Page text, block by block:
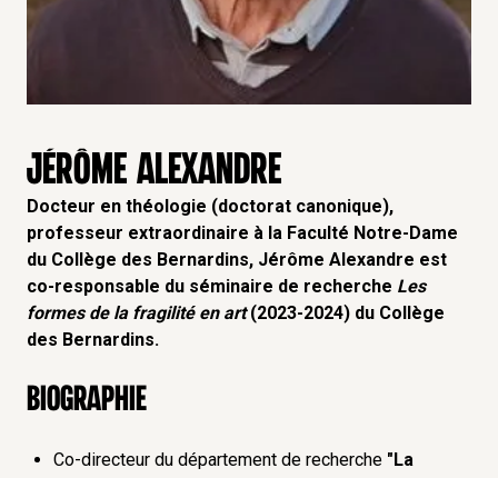
JÉRÔME ALEXANDRE
Docteur en théologie (doctorat canonique),
professeur extraordinaire à la Faculté Notre-Dame
du Collège des Bernardins, Jérôme Alexandre est
co-responsable du séminaire de recherche Les
formes de la fragilité en art(2023-2024) du Collège
des Bernardins.
Biographie
Co-directeur du département de recherche "La